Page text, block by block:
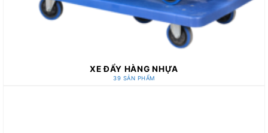
XE ĐẨY HÀNG NHỰA
39 SẢN PHẨM